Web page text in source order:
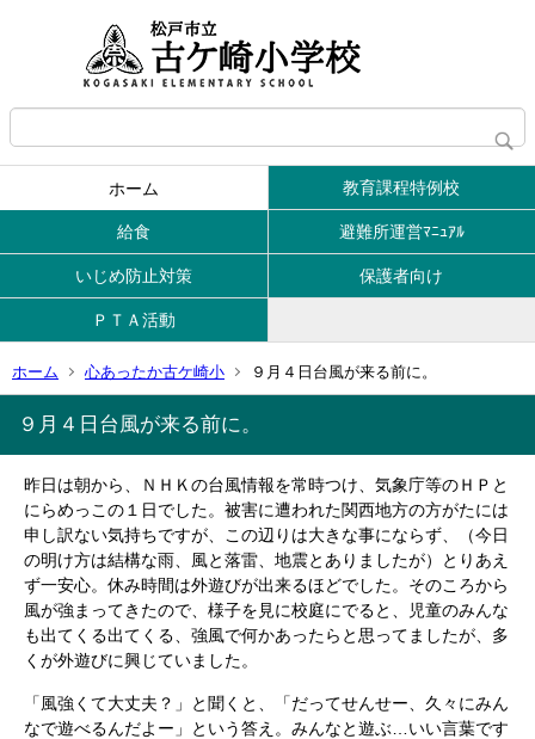
ホーム 教育課程特例校
給食 避難所運営ﾏﾆｭｱﾙ
いじめ防止対策 保護者向け
ＰＴＡ活動
ホーム 心あったか古ケ崎小 ９月４日台風が来る前に。
９月４日台風が来る前に。
昨日は朝から、ＮＨＫの台風情報を常時つけ、気象庁等のＨＰと
にらめっこの１日でした。被害に遭われた関西地方の方がたには
申し訳ない気持ちですが、この辺りは大きな事にならず、（今日
の明け方は結構な雨、風と落雷、地震とありましたが）とりあえ
ず一安心。休み時間は外遊びが出来るほどでした。そのころから
風が強まってきたので、様子を見に校庭にでると、児童のみんな
も出てくる出てくる、強風で何かあったらと思ってましたが、多
くが外遊びに興じていました。
「風強くて大丈夫？」と聞くと、「だってせんせー、久々にみん
なで遊べるんだよー」という答え。みんなと遊ぶ…いい言葉です